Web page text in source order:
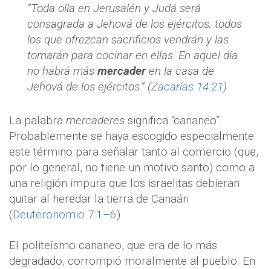
“Toda olla en Jerusalén y Judá será
consagrada a Jehová de los ejércitos; todos
los que ofrezcan sacrificios vendrán y las
tomarán para cocinar en ellas. En aquel día
no habrá más mercaderen la casa de
Jehová de los ejércitos.” (Zacarías 14:21)
La palabra mercaderes significa “cananeo”.
Probablemente se haya escogido especialmente
este término para señalar tanto al comercio (que,
por lo general, no tiene un motivo santo) como a
una religión impura que los israelitas debieran
quitar al heredar la tierra de Canaán
(Deuteronomio 7:1–6).
El politeísmo cananeo, que era de lo más
degradado, corrompió moralmente al pueblo. En